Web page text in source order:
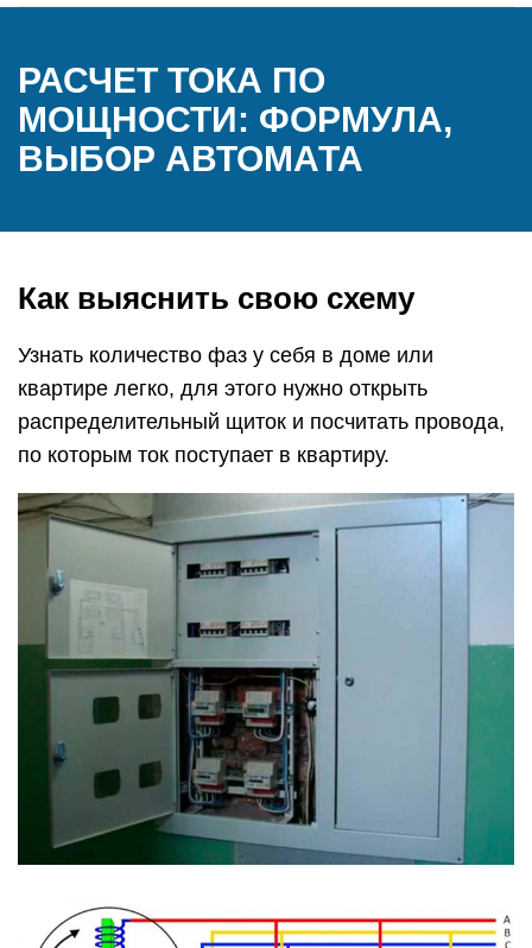
РАСЧЕТ ТОКА ПО
МОЩНОСТИ: ФОРМУЛА,
ВЫБОР АВТОМАТА
Как выяснить свою схему
Узнать количество фаз у себя в доме или
квартире легко, для этого нужно открыть
распределительный щиток и посчитать провода,
по которым ток поступает в квартиру.